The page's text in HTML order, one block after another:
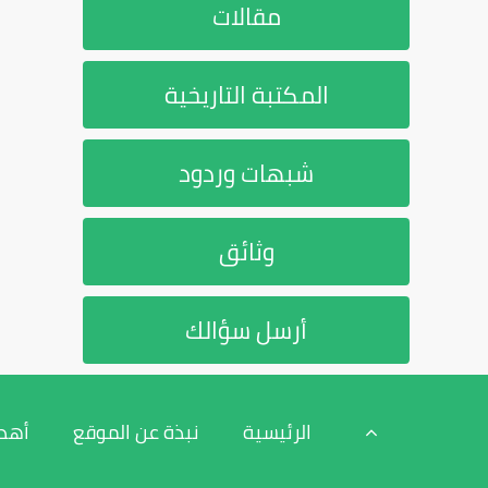
مقالات
المكتبة التاريخية
شبهات وردود
وثائق
أرسل سؤالك
الرئيسية نبذة عن الموقع